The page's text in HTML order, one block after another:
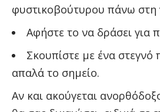
φυστικοβούτυρου πάνω στη
Αφήστε το να δράσει για
Σκουπίστε με ένα στεγνό
απαλά το σημείο.
Αν και ακούγεται